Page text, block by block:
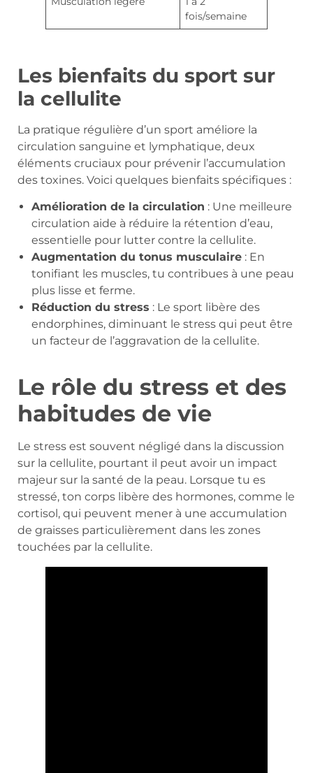
fois/semaine
Les bienfaits du sport sur
la cellulite
La pratique régulière d’un sport améliore la
circulation sanguine et lymphatique, deux
éléments cruciaux pour prévenir l’accumulation
des toxines. Voici quelques bienfaits spécifiques :
Amélioration de la circulation : Une meilleure
circulation aide à réduire la rétention d’eau,
essentielle pour lutter contre la cellulite.
Augmentation du tonus musculaire : En
tonifiant les muscles, tu contribues à une peau
plus lisse et ferme.
Réduction du stress : Le sport libère des
endorphines, diminuant le stress qui peut être
un facteur de l’aggravation de la cellulite.
Le rôle du stress et des
habitudes de vie
Le stress est souvent négligé dans la discussion
sur la cellulite, pourtant il peut avoir un impact
majeur sur la santé de la peau. Lorsque tu es
stressé, ton corps libère des hormones, comme le
cortisol, qui peuvent mener à une accumulation
de graisses particulièrement dans les zones
touchées par la cellulite.